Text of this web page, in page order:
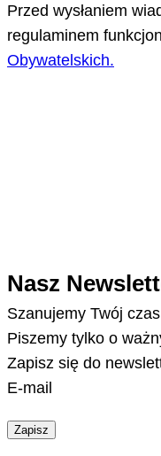
Przed wysłaniem
regulaminem
Obywatelskich.
Nasz
Szanujemy Twój
Piszemy tylko o
Zapisz się do
E-mail
Zapisz